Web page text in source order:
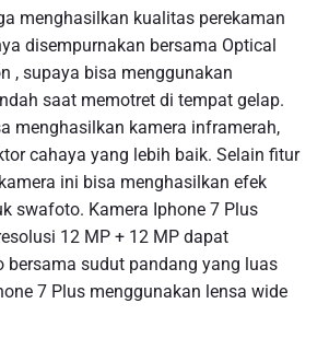
menghasilkan kualitas perekaman
disempurnakan bersama Optical
, supaya bisa menggunakan
saat memotret di tempat gelap.
menghasilkan kamera inframerah,
cahaya yang lebih baik. Selain fitur
ini bisa menghasilkan efek
swafoto. Kamera Iphone 7 Plus
12 MP + 12 MP dapat
bersama sudut pandang yang luas
7 Plus menggunakan lensa wide